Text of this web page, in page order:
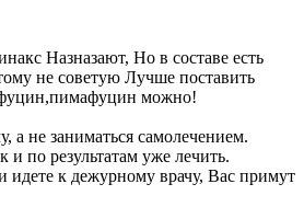
Назназают, Но в составе есть
не советую Лучше поставить
фуцин,пимафуцин можно!
а не заниматься самолечением.
и по результатам уже лечить.
к дежурному врачу, Вас примут